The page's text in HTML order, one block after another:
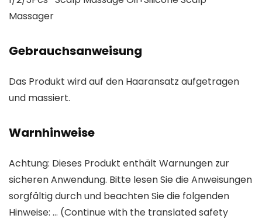
Massager
Gebrauchsanweisung
Das Produkt wird auf den Haaransatz aufgetragen
und massiert.
Warnhinweise
Achtung: Dieses Produkt enthält Warnungen zur
sicheren Anwendung. Bitte lesen Sie die Anweisungen
sorgfältig durch und beachten Sie die folgenden
Hinweise: … (Continue with the translated safety